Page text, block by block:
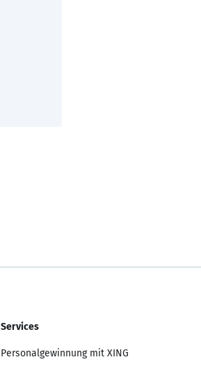
Services
Personalgewinnung mit XING